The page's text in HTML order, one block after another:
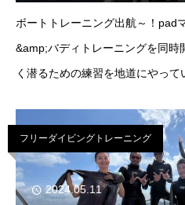
ボートトレーニング出航～！pad
&amp;バディトレーニングを同時
く潜るための練習を地道にやって
40M自己ベスト更新です～！！
フリーダイビングトレーニング
2024.05.11